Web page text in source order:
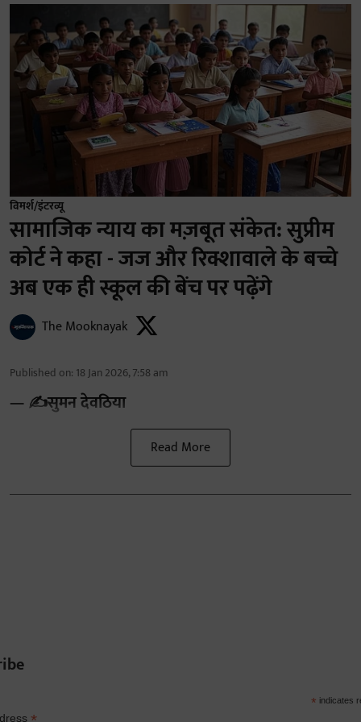
विमर्श/इंटरव्यू
सामाजिक न्याय का मज़बूत संकेत: सुप्रीम
कोर्ट ने कहा - जज और रिक्शावाले के बच्चे
अब एक ही स्कूल की बेंच पर पढ़ेंगे
The Mooknayak
Published on: 18 Jan 2026, 7:58 am
— ✍️सुमन देवठिया
Read More
* indicates